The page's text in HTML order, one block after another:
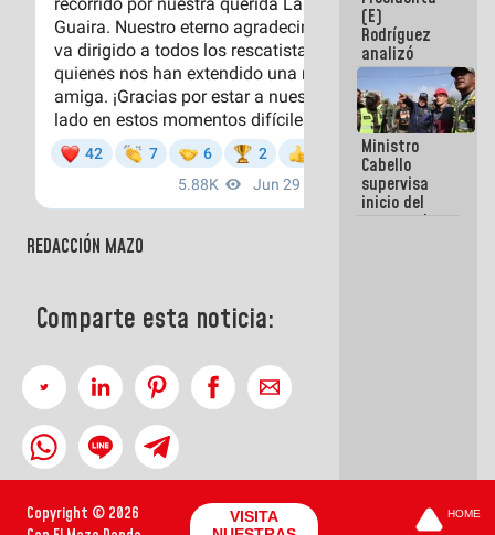
REDACCIÓN MAZO
Comparte esta noticia:
férrea
(E)
Rodríguez
analizó
junto a
gobernadores
planes de
recuperación
del Sistema
Eléctrico
Nacional
Ministro
Cabello
supervisa
inicio del
proceso de
Copyright © 2026
VISITA
HOME